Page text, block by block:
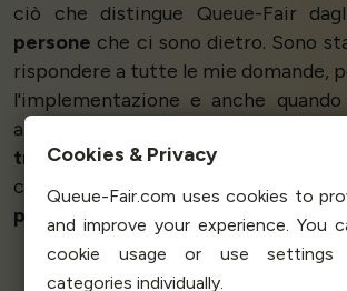
ciò che distingue Queue-Fair
persone che ci sono dietro. Sono
rispondere a tutte le mie domande,
l'implementazione e anche
andare in produzione, erano ancora
tranquillosapendo che i picchi di
causeranno più problemi al mio
perfetto!
Cookies & Privacy
Queue-Fair.com uses cookies to
and improve your experience. You
cookie usage or use settings
categories individually.